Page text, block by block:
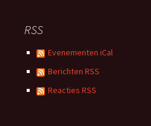
RSS
Evenementen iCal
Berichten RSS
Reacties RSS